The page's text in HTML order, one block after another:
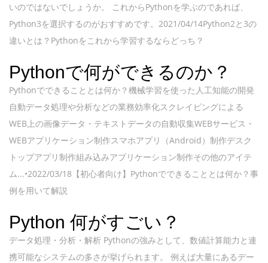
いのではないでしょうか。 これからPythonを学ぶのであれば、
Python3を選択するのがおすすめです。2021/04/14Python2と3の
違いとは？Pythonをこれから学習するならどっち？
Pythonで何ができるのか？
Pythonでできることとは何か？機械学習を使った人工知能の開発
自動データ処理や分析などの業務効率化スクレイピングによる
WEB上の画像データ・テキストデータの自動収集WEBサービス・
WEBアプリケーション制作スマホアプリ（Android）制作デスク
トップアプリ制作組み込みアプリケーション制作その他のアイテ
ム...•2022/03/18【初心者向け】Pythonでできることとは何か？事
例を用いて解説
Python 何がすごい？
データ処理・分析・解析 Pythonの強みとして、数値計算能力と連
携可能なシステムの多さが挙げられます。 例えば大量にあるデー